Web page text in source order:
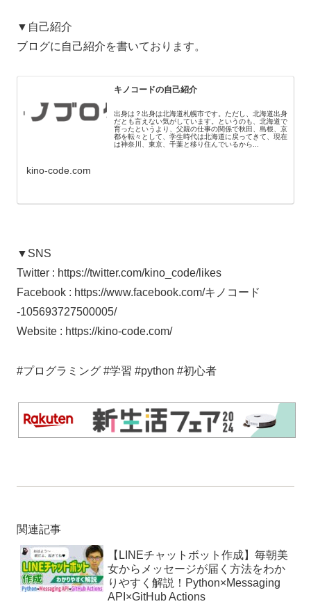
▼自己紹介
ブログに自己紹介を書いております。
キノコードの自己紹介
出身は？出身は北海道札幌市です。ただし、北海道出身
だとも言えない気がしています。というのも、北海道で
育ったというより、父親の仕事の関係で秋田、島根、京
都を転々として、学生時代は北海道に戻ってきて、現在
は神奈川、東京、千葉と移り住んでいるから...
kino-code.com
▼SNS
Twitter : https://twitter.com/kino_code/likes
Facebook : https://www.facebook.com/キノコード
-105693727500005/
Website : https://kino-code.com/
#プログラミング #学習 #python #初心者
関連記事
【LINEチャットボット作成】毎朝美
女からメッセージが届く方法をわか
りやすく解説！Python×Messaging
API×GitHub Actions